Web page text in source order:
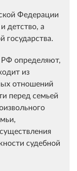
Федерации
детство, а
государства.
определяют,
из
отношений
перед семьей
судебной